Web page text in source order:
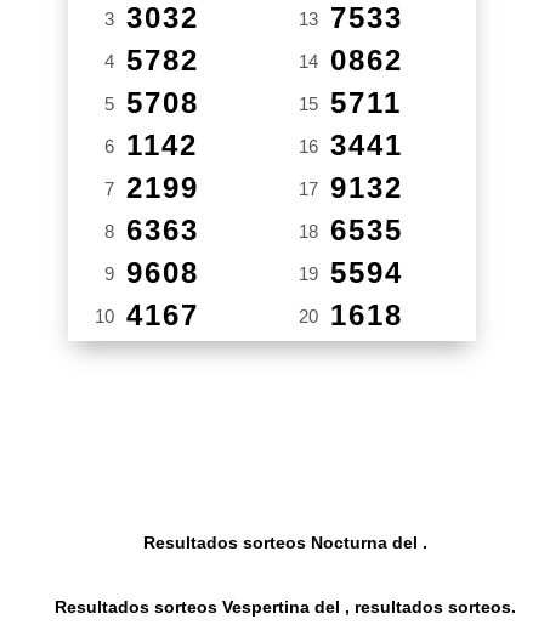
3 3032
4 5782
5 5708
6 1142
7 2199
8 6363
9 9608
10 4167
13 7533
14 0862
15 5711
16 3441
17 9132
18 6535
19 5594
20 1618
Resultados sorteos Nocturna del .
Resultados sorteos Vespertina del , resultados sorteos.